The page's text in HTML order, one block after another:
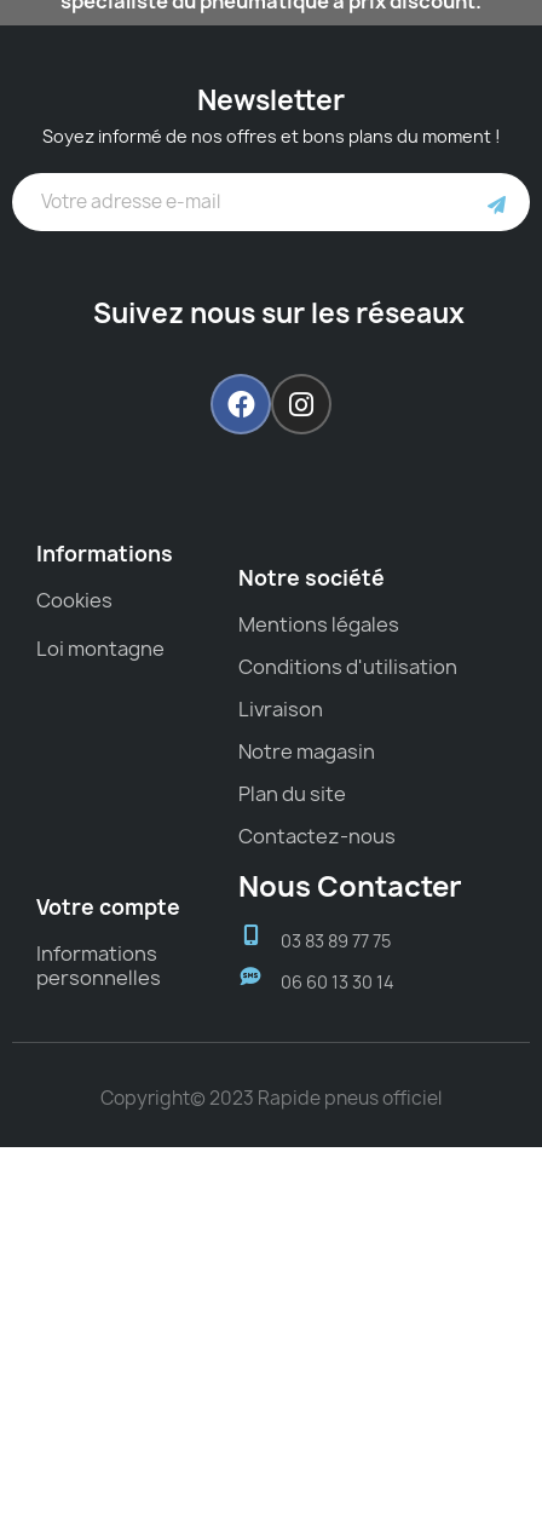
Newsletter
Soyez informé de nos offres et bons plans du moment !
Suivez nous sur les réseaux
Informations
Cookies
Loi montagne
Notre société
Mentions légales
Conditions d'utilisation
Livraison
Notre magasin
Plan du site
Contactez-nous
Votre compte
Informations
personnelles
Nous Contacter
03 83 89 77 75
06 60 13 30 14
Copyright© 2023 Rapide pneus officiel